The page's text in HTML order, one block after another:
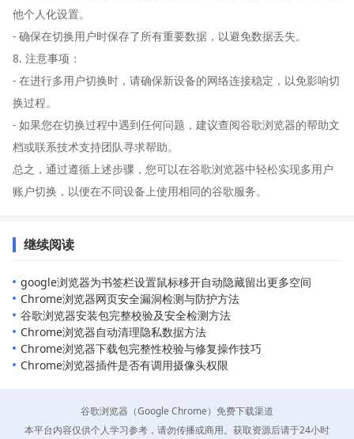
他个人化设置。
- 确保在切换用户时保存了所有重要数据，以避免数据丢失。
8. 注意事项：
- 在进行多用户切换时，请确保新设备的网络连接稳定，以免影响切
换过程。
- 如果您在切换过程中遇到任何问题，建议查阅谷歌浏览器的帮助文
档或联系技术支持团队寻求帮助。
总之，通过遵循上述步骤，您可以在谷歌浏览器中轻松实现多用户
账户切换，以便在不同设备上使用相同的谷歌服务。
继续阅读
google浏览器为书签栏设置鼠标移开自动隐藏留出更多空间
Chrome浏览器网页安全漏洞检测与防护方法
谷歌浏览器安装包完整校验及安全检测方法
Chrome浏览器自动清理隐私数据方法
Chrome浏览器下载包完整性校验与修复操作技巧
Chrome浏览器插件是否有调用摄像头权限
谷歌浏览器（Google Chrome）免费下载渠道
本平台内容仅供个人学习参考，请勿传播或商用。获取资源后请于24小时